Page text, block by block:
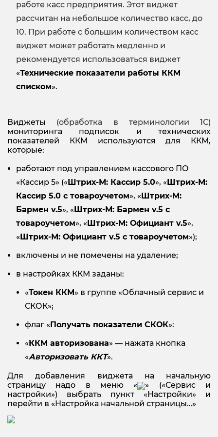
работе касс предприятия. Этот виджет
рассчитан на небольшое количество касс, до
10. При работе с большим количеством касс
виджет может работать медленно и
рекомендуется использоваться виджет
«Технические показатели работы ККМ
списком».
Виджеты (обработка в терминологии 1С)
мониторинга подписок и технических
показателей ККМ используются для ККМ,
которые:
работают под управлением кассового ПО
«Кассир 5» («Штрих-М: Кассир 5.0», «Штрих-М:
Кассир 5.0 с товароучетом», «Штрих-М:
Бармен v.5», «Штрих-М: Бармен v.5 с
товароучетом», «Штрих-М: Официант v.5»,
«Штрих-М: Официант v.5 с товароучетом»);
включены и не помечены на удаление;
в настройках ККМ заданы:
«Токен ККМ» в группе «Облачный сервис и
СКОК»;
флаг «Получать показатели СКОК»:
«ККМ авторизована» — нажата кнопка
«Авторизовать ККТ».
Для добавления виджета на начальную
страницу надо в меню «
» («Сервис и
настройки») выбрать пункт «Настройки» и
перейти в «Настройка начальной страницы…»